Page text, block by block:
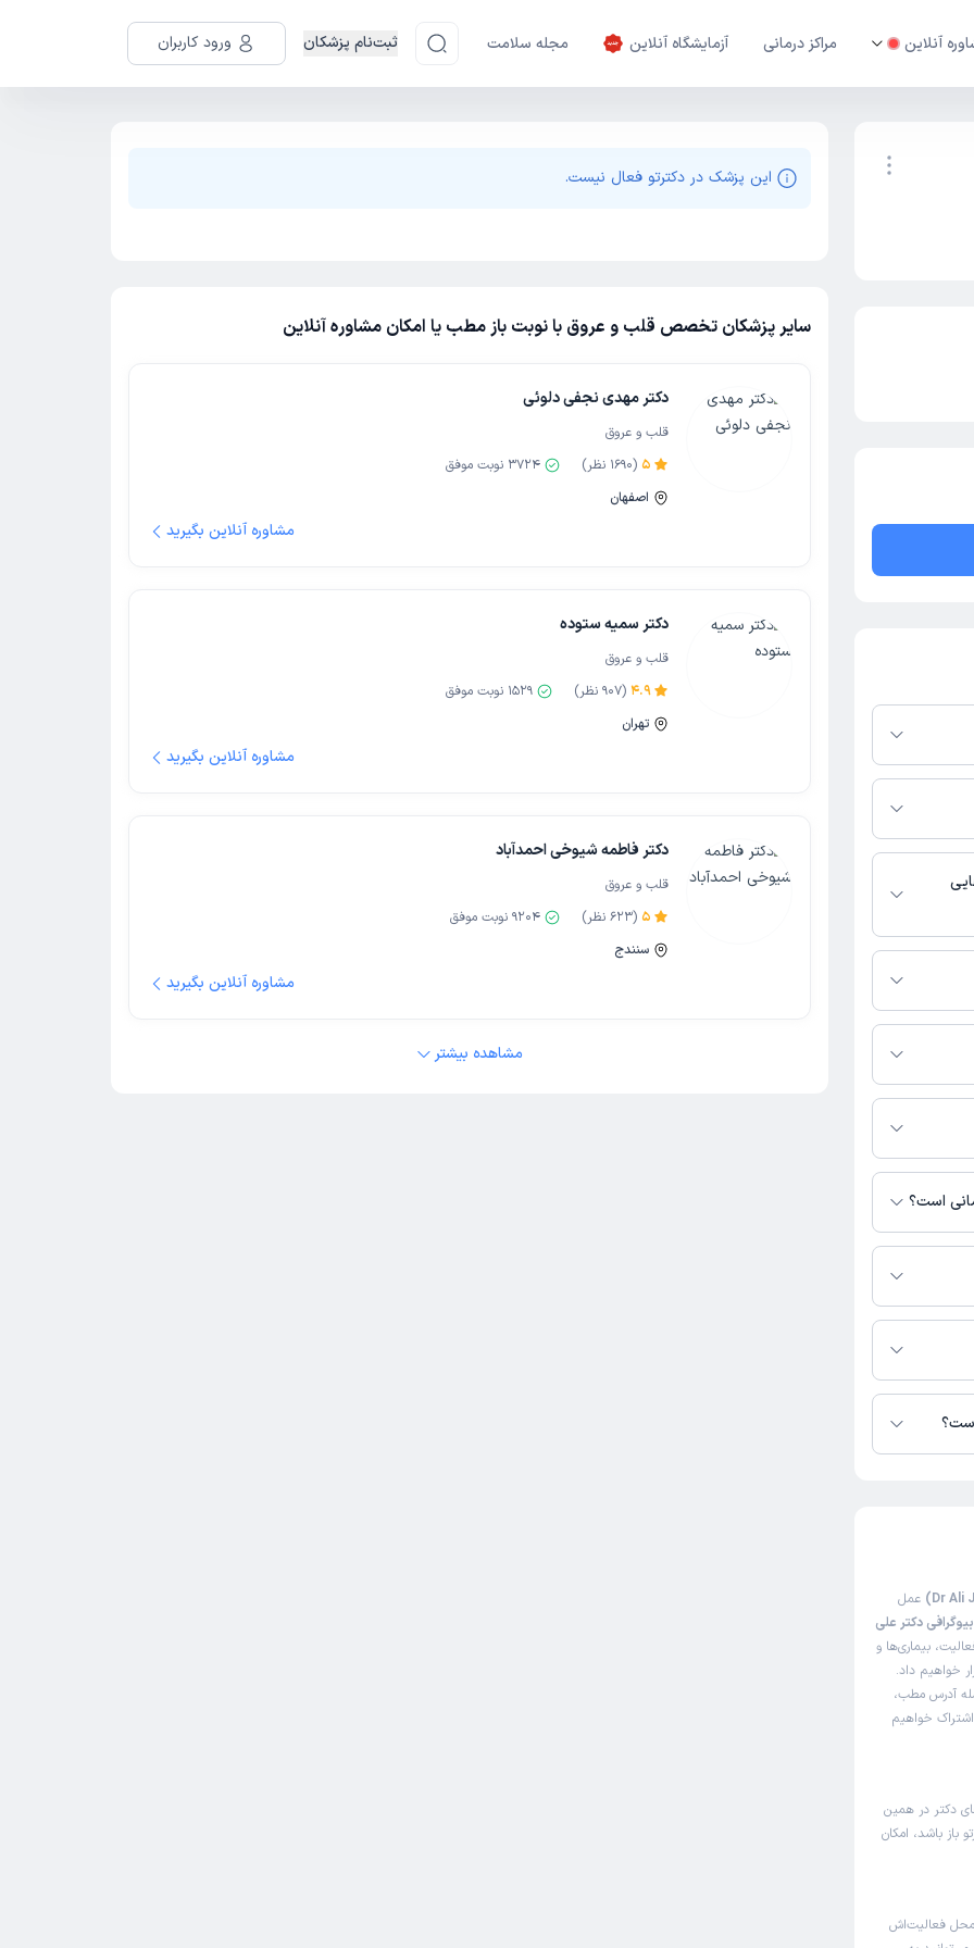
آنلاین مراکز درمانی آزمایشگاه آنلاین مجله سلامت ثبت‌نام پزشکان ورود کاربران
این پزشک در دکترتو فعال نیست.
سایر پزشکان تخصص قلب و عروق با نوبت باز مطب یا امکان مشاوره آنلاین
دکتر مهدی نجفی دلوئی
قلب و عروق
5
(
1690 نظر) 3724 نوبت موفق
اصفهان
مشاوره آنلاین بگیرید
دکتر سمیه ستوده
قلب و عروق
4.9
(
907 نظر) 1529 نوبت موفق
تهران
مشاوره آنلاین بگیرید
دکتر فاطمه شیوخی احمدآباد
قلب و عروق
5
(
623 نظر) 9204 نوبت موفق
سنندج
مشاوره آنلاین بگیرید
مشاهده بیشتر
دکترتو
صورت فعال بودن
پزشکی و
و عروق فعالیت
نیست. برای
نشده است.
است؟
نیست.
در دسترس
عمل
بیوگرافی دکتر علی
بیماری‌ها و
خواهیم داد.
آدرس مطب،
اشتراک خواهیم
دکتر در همین
باشد، امکان
فعالیت‌اش